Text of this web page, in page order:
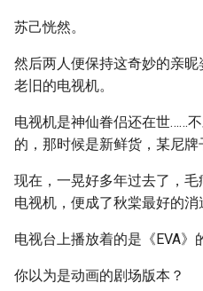
苏己恍然。
然后两人便保持这奇妙的亲
老旧的电视机。
电视机是神仙眷侣还在世……
的，那时候是新鲜货，某尼牌
现在，一晃好多年过去了，
电视机，便成了秋棠最好的消
电视台上播放着的是《EVA》
你以为是动画的剧场版本？